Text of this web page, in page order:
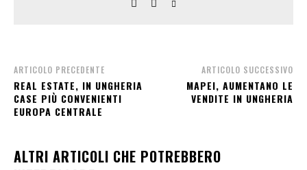
ARTICOLO PRECEDENTE
REAL ESTATE, IN UNGHERIA
CASE PIÙ CONVENIENTI
EUROPA CENTRALE
ARTICOLO SUCCESSIVO
MAPEI, AUMENTANO LE
VENDITE IN UNGHERIA
ALTRI ARTICOLI CHE POTREBBERO